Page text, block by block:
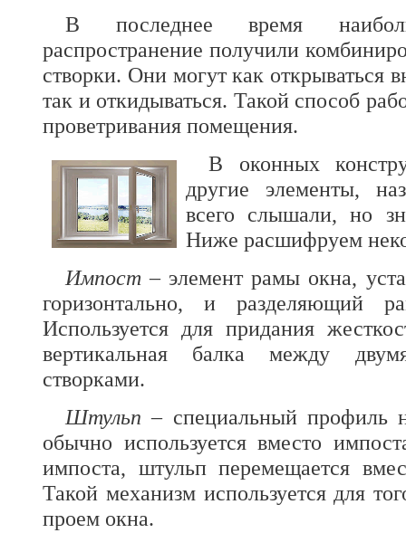
В последнее время
распространение получили
створки. Они могут как открываться
так и откидываться. Такой способ
проветривания помещения.
В оконных
другие элементы,
всего слышали, но
Ниже расшифруем
Импост – элемент рамы окна,
горизонтально, и разделяющий
Используется для придания
вертикальная балка между
створками.
Штульп – специальный профиль
обычно используется вместо
импоста, штульп перемещается
Такой механизм используется для
проем окна.